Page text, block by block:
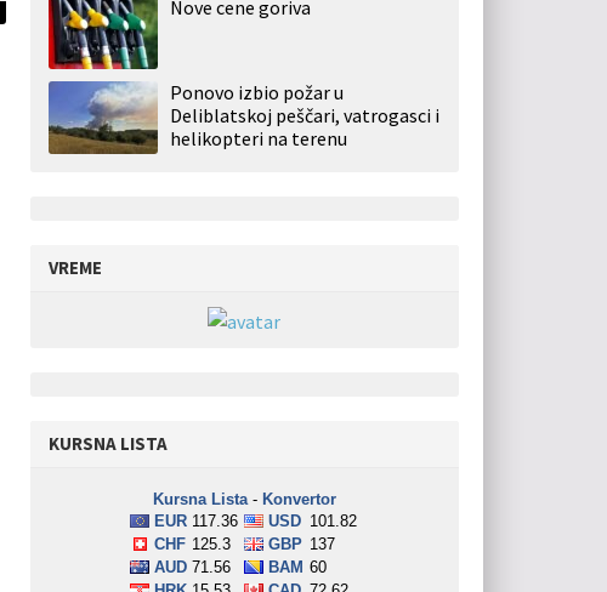
Nove cene goriva
Ponovo izbio požar u
Deliblatskoj peščari, vatrogasci i
helikopteri na terenu
VREME
KURSNA LISTA